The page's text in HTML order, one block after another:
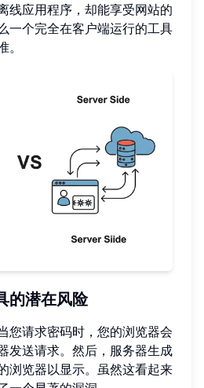
线应用程序，却能享受网站的
一个完全在客户端运行的工具
的潜在风险
您请求密码时，您的浏览器会
发送请求。然后，服务器生成
浏览器以显示。虽然这看起来